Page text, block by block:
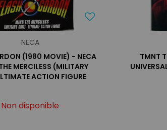
NECA
(1980 MOVIE) - NECA
MERCILESS (MILITARY
ACTION FIGURE
Non disponible
TMNT